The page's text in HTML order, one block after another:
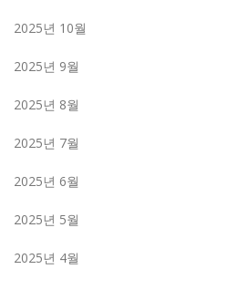
2025년 10월
2025년 9월
2025년 8월
2025년 7월
2025년 6월
2025년 5월
2025년 4월